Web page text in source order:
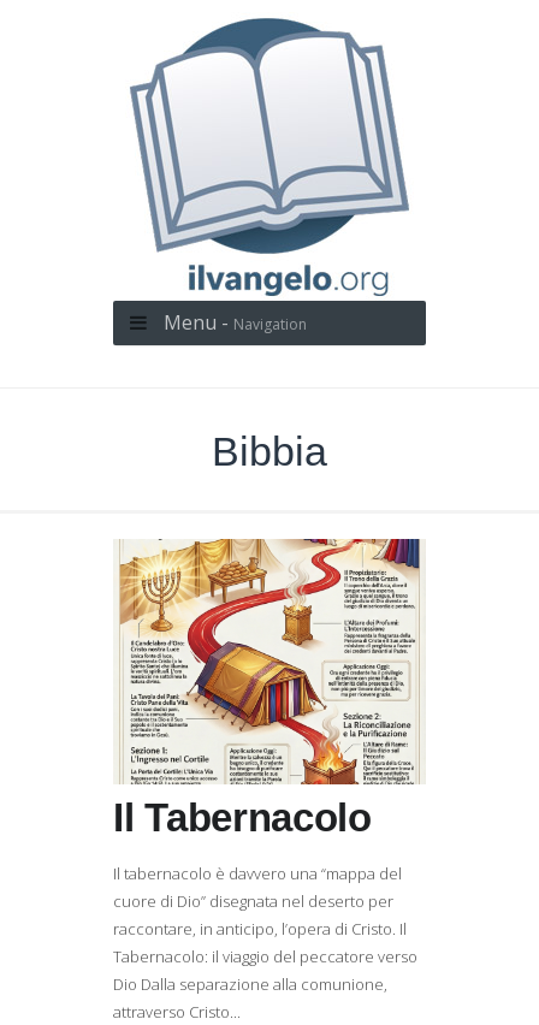
Menu - Navigation
Bibbia
Il Tabernacolo
Il tabernacolo è davvero una “mappa del
cuore di Dio” disegnata nel deserto per
raccontare, in anticipo, l’opera di Cristo. Il
Tabernacolo: il viaggio del peccatore verso
Dio Dalla separazione alla comunione,
attraverso Cristo...